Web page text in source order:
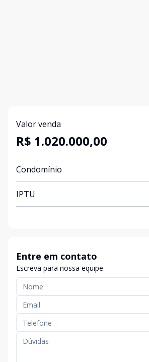
Valor venda
R$ 1.020.000,00
Condomínio
IPTU
Entre em contato
Escreva para nossa equipe